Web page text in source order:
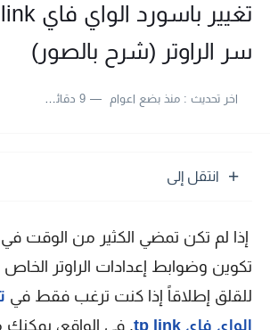
سر الراوتر (شرح بالصور)
اخر تحديث :منذ بضع اعوام 9 دقائق للقراءة
انتقل إلى
إذا لم تكن تمضي الكثير من الوقت
تكوين وضوابط إعدادات الراوتر الخاص
للقلق إطلاقاً إذا كنت ترغب فقط في
الواي فاي tp link
. في الواقع،